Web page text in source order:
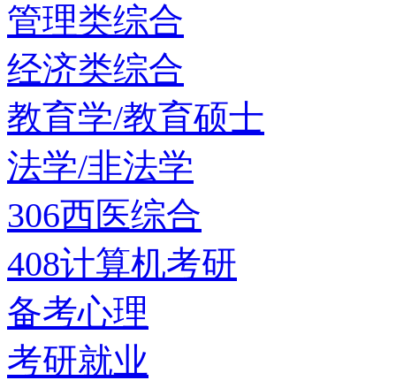
管理类综合
经济类综合
教育学/教育硕士
法学/非法学
306西医综合
408计算机考研
备考心理
考研就业